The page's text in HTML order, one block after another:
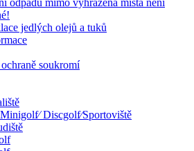
odpadu mimo vyhrazená místa není
jedlých olejů a tuků
soukromí
Discgolf⁄Sportoviště